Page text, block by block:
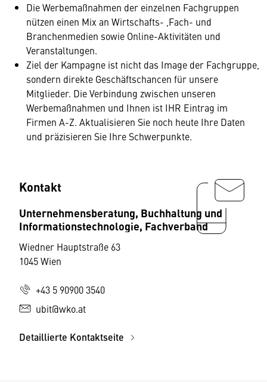
Die Werbemaßnahmen der einzelnen Fachgruppen
nützen einen Mix an Wirtschafts- ,Fach- und
Branchenmedien sowie Online-Aktivitäten und
Veranstaltungen.
Ziel der Kampagne ist nicht das Image der Fachgruppe,
sondern direkte Geschäftschancen für unsere
Mitglieder. Die Verbindung zwischen unseren
Werbemaßnahmen und Ihnen ist IHR Eintrag im
Firmen A-Z. Aktualisieren Sie noch heute Ihre Daten
und präzisieren Sie Ihre Schwerpunkte.
Kontakt
Unternehmensberatung, Buchhaltung und
Informationstechnologie, Fachverband
Wiedner Hauptstraße 63
1045 Wien
+43 5 90900 3540
ubit@wko.at
Detaillierte Kontaktseite